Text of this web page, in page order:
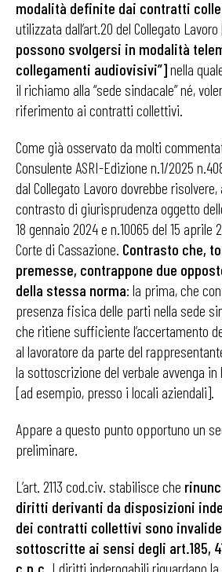
modalità definite dai contratti
utilizzata dall’art.20 del Collegato Lavoro
possono svolgersi in modalità
collegamenti audiovisivi”]nella
il richiamo alla “sede sindacale” né,
riferimento ai contratti collettivi.
Come già osservato da molti
Consulente ASRI-Edizione n.1/2025
dal Collegato Lavoro dovrebbe
contrasto di giurisprudenza oggetto
18 gennaio 2024 e n.10065 del 15 aprile
Corte di Cassazione. Contrasto che,
premesse, contrappone due
della stessa norma: la prima, che
presenza fisica delle parti nella sede
che ritiene sufficiente l’accertamento
al lavoratore da parte del
la sottoscrizione del verbale avvenga
[ad esempio, presso i locali aziendali].
Appare a questo punto opportuno un
preliminare.
L’art. 2113 cod.civ. stabilisce che
diritti derivanti da disposizioni
dei contratti collettivi sono
sottoscritte ai sensi degli art.185,
c.p.c. I diritti inderogabili riguardano